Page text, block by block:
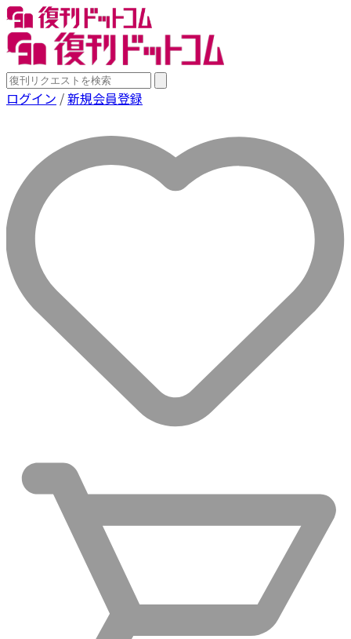
ログイン /新規会員登録